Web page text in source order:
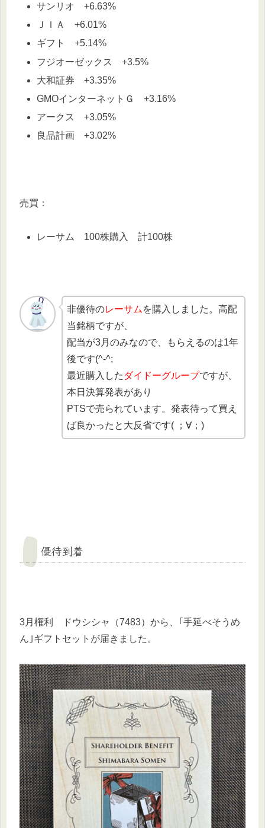
サンリオ +6.63%
ＪＩＡ +6.01%
ギフト +5.14%
フジオーゼックス +3.5%
大和証券 +3.35%
GMOインターネットＧ +3.16%
アークス +3.05%
良品計画 +3.02%
売買：
レーサム 100株購入 計100株
非優待のレーサム を購入しました。高配
当銘柄ですが、
配当が3月のみなので、もらえるのは1年
後です(^-^;
最近購入した ダイドーグループですが、
本日決算発表があり
PTSで売られています。発表待って買え
ば良かったと大反省です( ；∀；)
優待到着
3月権利 ドウシシャ（7483）から、｢手延べそうめ
ん｣ギフトセットが届きました。